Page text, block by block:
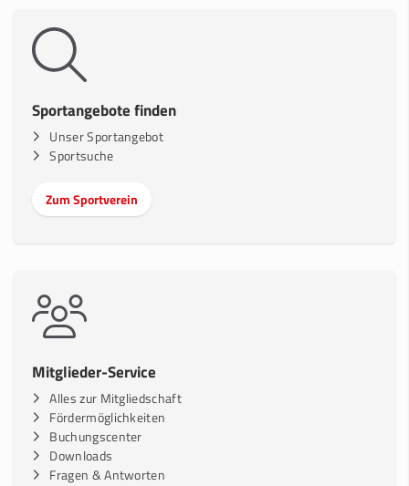
Sportangebote finden
Unser Sportangebot
Sportsuche
Zum Sportverein
Mitglieder-Service
Alles zur Mitgliedschaft
Fördermöglichkeiten
Buchungscenter
Downloads
Fragen & Antworten